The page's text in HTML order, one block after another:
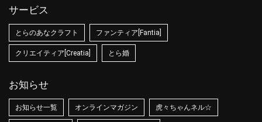
サービス
とらのあなクラフト ファンティア[Fantia]
クリエイティア[Creatia] とら婚
お知らせ
お知らせ一覧 オンラインマガジン 虎々ちゃんネル☆